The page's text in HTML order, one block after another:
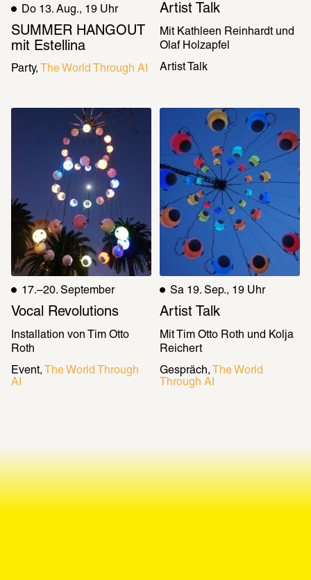
Do 13. Aug., 19 Uhr
SUMMER HANGOUT
mit Estellina
Party The World Through AI
Artist Talk
Mit Kathleen Reinhardt und
Olaf Holzapfel
Artist Talk
17.–20. September
Vocal Revolutions
Installation von Tim Otto
Roth
Event
The World Through
AI
Sa 19. Sep., 19 Uhr
Artist Talk
Mit Tim Otto Roth und Kolja
Reichert
Gespräch
The World
Through AI